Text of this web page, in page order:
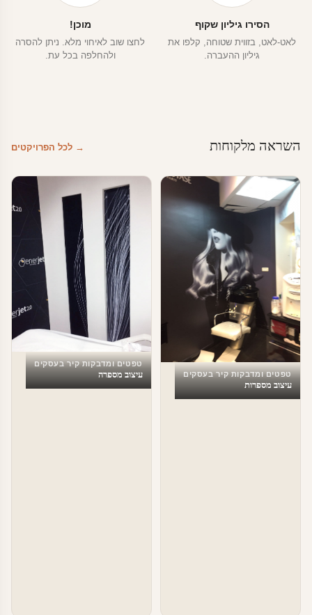
הסירו גיליון שקוף
לאט-לאט, בזווית שטוחה, קלפו את
גיליון ההעברה.
מוכן!
לחצו שוב לאיחוי מלא. ניתן להסרה
ולהחלפה בכל עת.
השראה מלקוחות → לכל הפרויקטים
טפטים ומדבקות קיר בעסקים
עיצוב מספרות
טפטים ומדבקות קיר בעסקים
עיצוב מספרה